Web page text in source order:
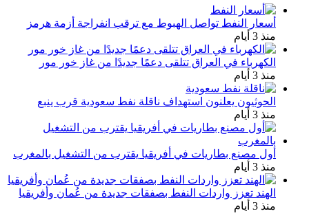
أسعار النفط تواصل الهبوط مع ترقب انفراجة أزمة هرمز
منذ 3 أيام
الكهرباء في العراق تتلقى دعمًا جديدًا من غاز خور مور
منذ 3 أيام
الحوثيون يعلنون استهداف ناقلة نفط سعودية قرب ينبع
منذ 3 أيام
أول مصنع بطاريات في أفريقيا يقترب من التشغيل بالمغرب
منذ 3 أيام
الهند تعزز واردات النفط بصفقات جديدة من عُمان وأفريقيا
منذ 3 أيام